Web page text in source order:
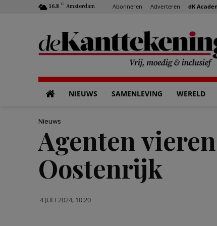
16.8 C Amsterdam Abonneren Adverteren dK
NIEUWS SAMENLEVING WERELD
Nieuws
Agenten
Oostenrijk
4 JULI 2024, 10:20